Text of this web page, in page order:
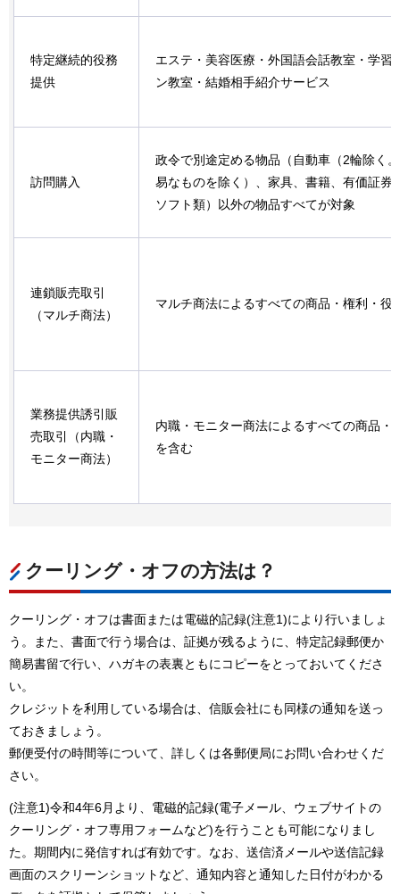
特定継続的役務
提供
エステ・美容医療・外国語会話教室・学習
ン教室・結婚相手紹介サービス
訪問購入
政令で別途定める物品（自動車（2輪除く
易なものを除く）、家具、書籍、有価証券
ソフト類）以外の物品すべてが対象
連鎖販売取引
（マルチ商法）
マルチ商法によるすべての商品・権利・役
業務提供誘引販
売取引（内職・
モニター商法）
内職・モニター商法によるすべての商品・
を含む
クーリング・オフの方法は？
クーリング・オフは書面または電磁的記録(注意1)により行いましょ
う。また、書面で行う場合は、証拠が残るように、特定記録郵便か
簡易書留で行い、ハガキの表裏ともにコピーをとっておいてくださ
い。
クレジットを利用している場合は、信販会社にも同様の通知を送っ
ておきましょう。
郵便受付の時間等について、詳しくは各郵便局にお問い合わせくだ
さい。
(注意1)令和4年6月より、電磁的記録(電子メール、ウェブサイトの
クーリング・オフ専用フォームなど)を行うことも可能になりまし
た。期間内に発信すれば有効です。なお、送信済メールや送信記録
画面のスクリーンショットなど、通知内容と通知した日付がわかる